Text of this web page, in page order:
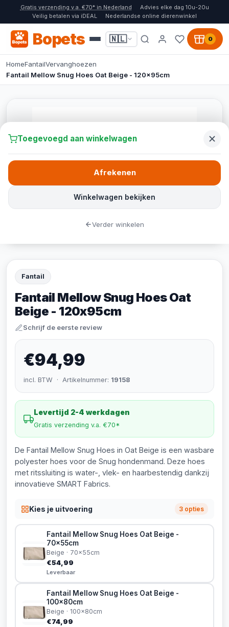
Gratis verzending v.a. €70* in Nederland
Advies elke dag 10u-20u
Veilig betalen via iDEAL
Nederlandse online dierenwinkel
Bopets 🇳🇱 0
HomeFantailVervanghoezen
Fantail Mellow Snug Hoes Oat Beige - 120x95cm
Fantail
Fantail Mellow Snug Hoes Oat
Beige - 120x95cm
Schrijf de eerste review
€94,99
incl. BTW · Artikelnummer: 19158
Levertijd 2-4 werkdagen
Gratis verzending v.a. €70*
De Fantail Mellow Snug Hoes in Oat Beige is een wasbare
polyester hoes voor de Snug hondenmand. Deze hoes
met ritssluiting is water-, vlek- en haarbestendig dankzij
innovatieve SMART Fabrics.
Kies je uitvoering 3 opties
Fantail Mellow Snug Hoes Oat Beige -
70x55cm
Beige · 70x55cm
€54,99
Leverbaar
Fantail Mellow Snug Hoes Oat Beige -
100x80cm
Beige · 100x80cm
€74,99
Toegevoegd aan winkelwagen
Winkelwagen bekijken
Afrekenen
Verder winkelen